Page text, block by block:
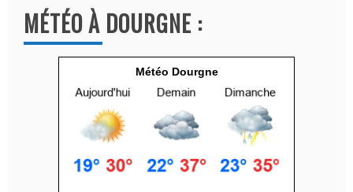
t
i
MÉTÉO À DOURGNE :
Météo Dourgne